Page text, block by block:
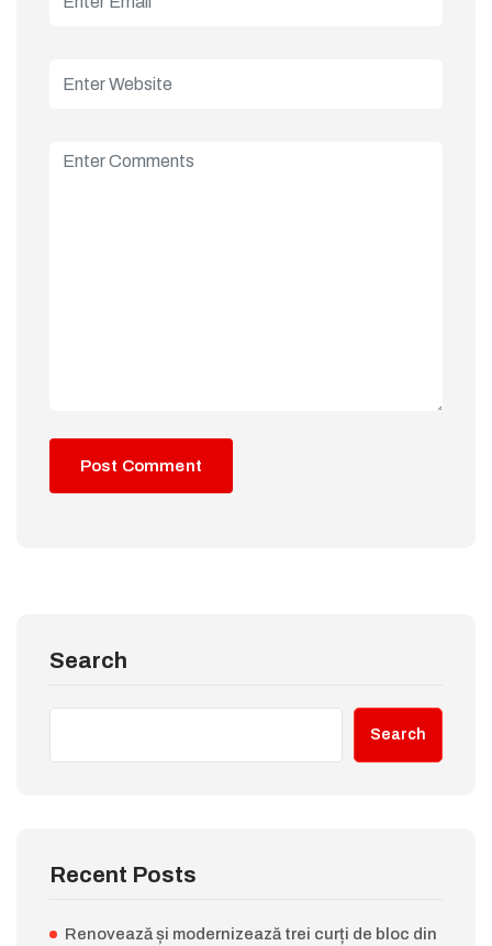
Search
Search
Recent Posts
Renovează și modernizează trei curți de bloc din